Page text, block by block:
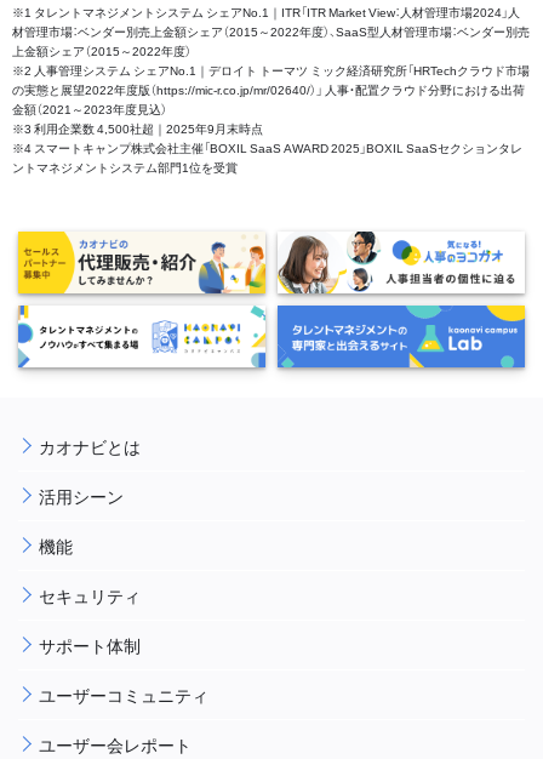
※1 タレントマネジメントシステム シェアNo.1｜ITR「ITR Market View：人材管理市場2024」人
材管理市場：ベンダー別売上金額シェア（2015～2022年度）、SaaS型人材管理市場：ベンダー別売
上金額シェア（2015～2022年度）
※2 人事管理システム シェアNo.1｜デロイト トーマツ ミック経済研究所「HRTechクラウド市場
の実態と展望2022年度版（https://mic-r.co.jp/mr/02640/）」 人事・配置クラウド分野における出荷
金額（2021～2023年度見込）
※3 利用企業数 4,500社超｜2025年9月末時点
※4 スマートキャンプ株式会社主催「BOXIL SaaS AWARD 2025」BOXIL SaaSセクションタレ
ントマネジメントシステム部門1位を受賞
カオナビとは
活用シーン
機能
セキュリティ
サポート体制
ユーザーコミュニティ
ユーザー会レポート